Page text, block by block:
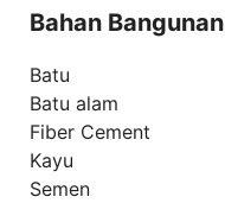
Bahan Bangunan
Batu
Batu alam
Fiber Cement
Kayu
Semen